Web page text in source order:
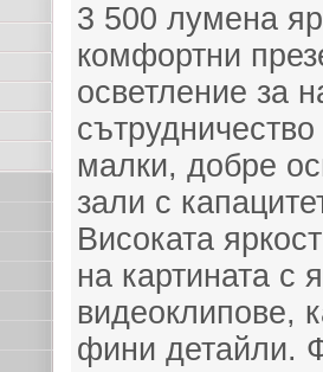
3 500 лумена
комфортни
осветление за
малки, добре
зали с
Високата
на картината с
видеоклипове,
фини детайли.